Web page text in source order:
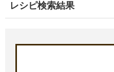
レシピ検索結果